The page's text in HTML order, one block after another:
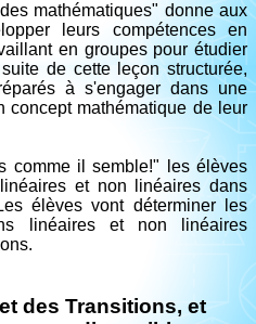
mathématiques" donne aux
leurs compétences en
en groupes pour étudier
de cette leçon structurée,
à s'engager dans une
concept mathématique de leur
comme il semble!" les élèves
et non linéaires dans
élèves vont déterminer les
linéaires et non linéaires
des Transitions, et